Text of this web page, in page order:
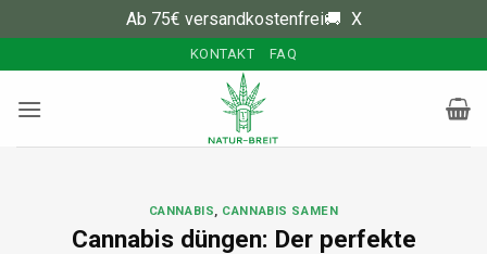
Ab 75€ versandkostenfrei🚚 X
Inhalt
springen
KONTAKT FAQ
CANNABIS, CANNABIS SAMEN
Cannabis düngen: Der perfekte